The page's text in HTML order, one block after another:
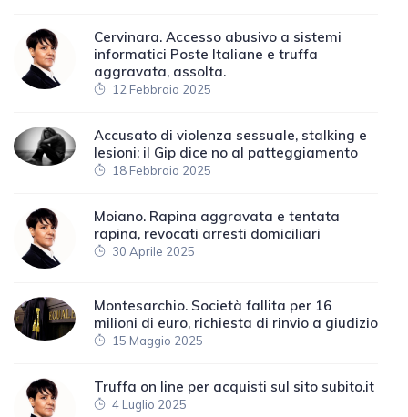
Cervinara. Accesso abusivo a sistemi
informatici Poste Italiane e truffa
aggravata, assolta.
12 Febbraio 2025
Accusato di violenza sessuale, stalking e
lesioni: il Gip dice no al patteggiamento
18 Febbraio 2025
Moiano. Rapina aggravata e tentata
rapina, revocati arresti domiciliari
30 Aprile 2025
Montesarchio. Società fallita per 16
milioni di euro, richiesta di rinvio a giudizio
15 Maggio 2025
Truffa on line per acquisti sul sito subito.it
4 Luglio 2025